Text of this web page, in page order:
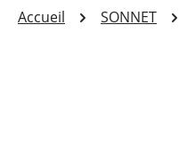
Accueil SONNET